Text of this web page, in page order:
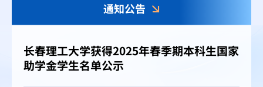
通知公告
长春理工大学获得2025年春季期本科生国家
助学金学生名单公示